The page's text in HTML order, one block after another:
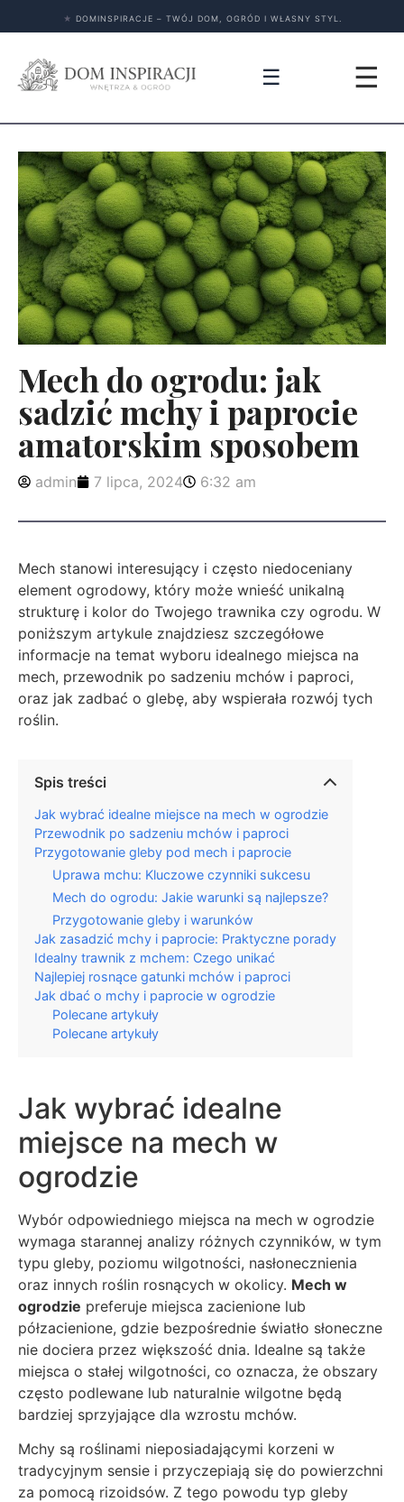
★ DOMINSPIRACJE – TWÓJ DOM, OGRÓD I WŁASNY STYL.
☰ ☰
Mech do ogrodu: jak
sadzić mchy i paprocie
amatorskim sposobem
admin 7 lipca, 2024 6:32 am
Mech stanowi interesujący i często niedoceniany
element ogrodowy, który może wnieść unikalną
strukturę i kolor do Twojego trawnika czy ogrodu. W
poniższym artykule znajdziesz szczegółowe
informacje na temat wyboru idealnego miejsca na
mech, przewodnik po sadzeniu mchów i paproci,
oraz jak zadbać o glebę, aby wspierała rozwój tych
roślin.
Spis treści
Jak wybrać idealne miejsce na mech w ogrodzie
Przewodnik po sadzeniu mchów i paproci
Przygotowanie gleby pod mech i paprocie
Uprawa mchu: Kluczowe czynniki sukcesu
Mech do ogrodu: Jakie warunki są najlepsze?
Przygotowanie gleby i warunków
Jak zasadzić mchy i paprocie: Praktyczne porady
Idealny trawnik z mchem: Czego unikać
Najlepiej rosnące gatunki mchów i paproci
Jak dbać o mchy i paprocie w ogrodzie
Polecane artykuły
Polecane artykuły
Jak wybrać idealne
miejsce na mech w
ogrodzie
Wybór odpowiedniego miejsca na mech w ogrodzie
wymaga starannej analizy różnych czynników, w tym
typu gleby, poziomu wilgotności, nasłonecznienia
oraz innych roślin rosnących w okolicy. Mech w
ogrodzie preferuje miejsca zacienione lub
półzacienione, gdzie bezpośrednie światło słoneczne
nie dociera przez większość dnia. Idealne są także
miejsca o stałej wilgotności, co oznacza, że obszary
często podlewane lub naturalnie wilgotne będą
bardziej sprzyjające dla wzrostu mchów.
Mchy są roślinami nieposiadającymi korzeni w
tradycyjnym sensie i przyczepiają się do powierzchni
za pomocą rizoidsów. Z tego powodu typ gleby